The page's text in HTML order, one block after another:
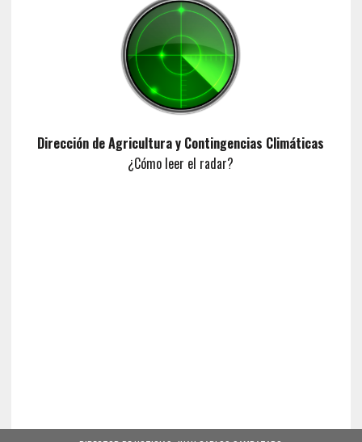
Dirección de Agricultura y Contingencias Climáticas
¿Cómo leer el radar?